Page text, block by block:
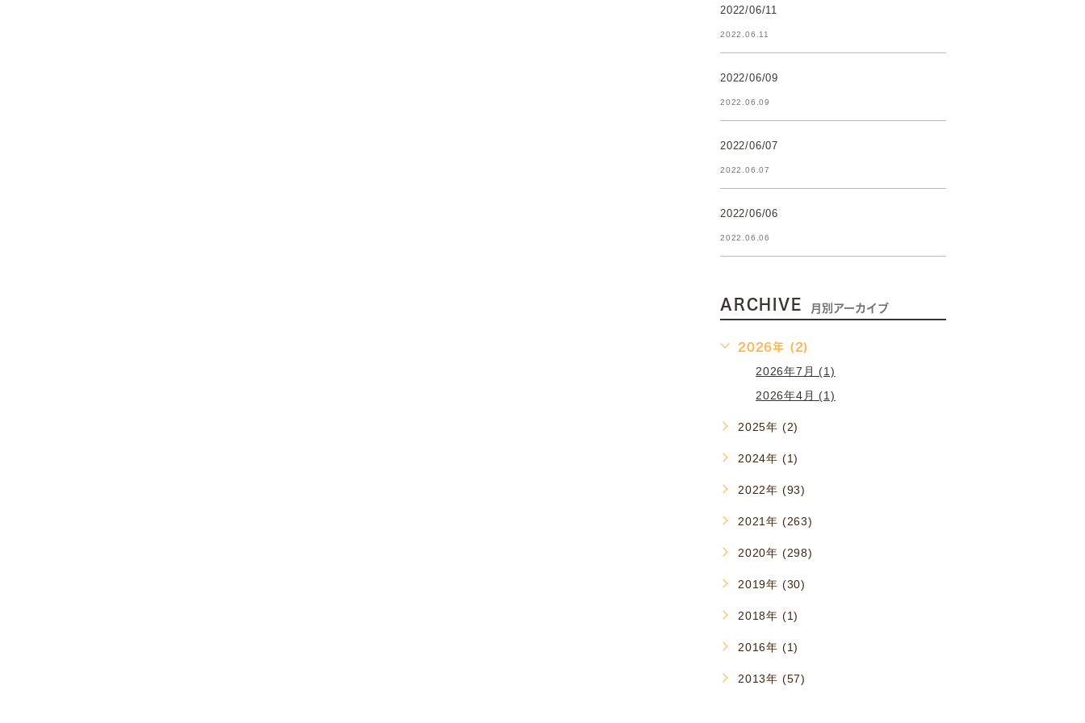
2022/06/11
2022.06.11
2022/06/09
2022.06.09
2022/06/07
2022.06.07
2022/06/06
2022.06.06
ARCHIVE 月別アーカイブ
2026年 (2)
2026年7月 (1)
2026年4月 (1)
2025年 (2)
2024年 (1)
2022年 (93)
2021年 (263)
2020年 (298)
2019年 (30)
2018年 (1)
2016年 (1)
2013年 (57)